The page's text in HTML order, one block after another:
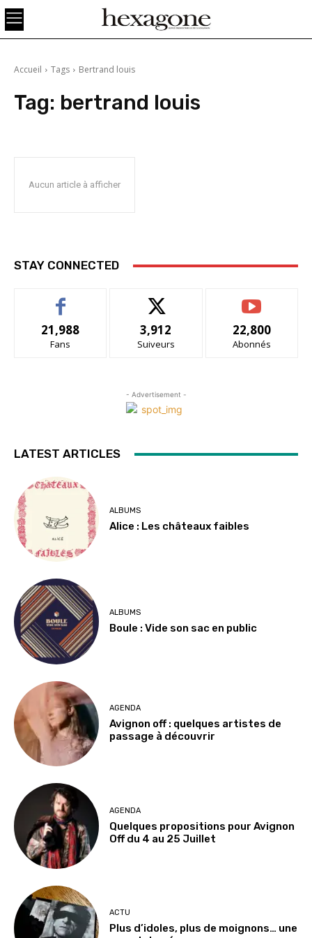
Accueil Tags Bertrand louis
Tag: bertrand louis
Aucun article à afficher
STAY CONNECTED
21,988
Fans
3,912
Suiveurs
22,800
Abonnés
- Advertisement -
LATEST ARTICLES
ALBUMS
Alice : Les châteaux faibles
ALBUMS
Boule : Vide son sac en public
AGENDA
Avignon off : quelques artistes de
passage à découvrir
AGENDA
Quelques propositions pour Avignon
Off du 4 au 25 Juillet
ACTU
Plus d’idoles, plus de moignons… une